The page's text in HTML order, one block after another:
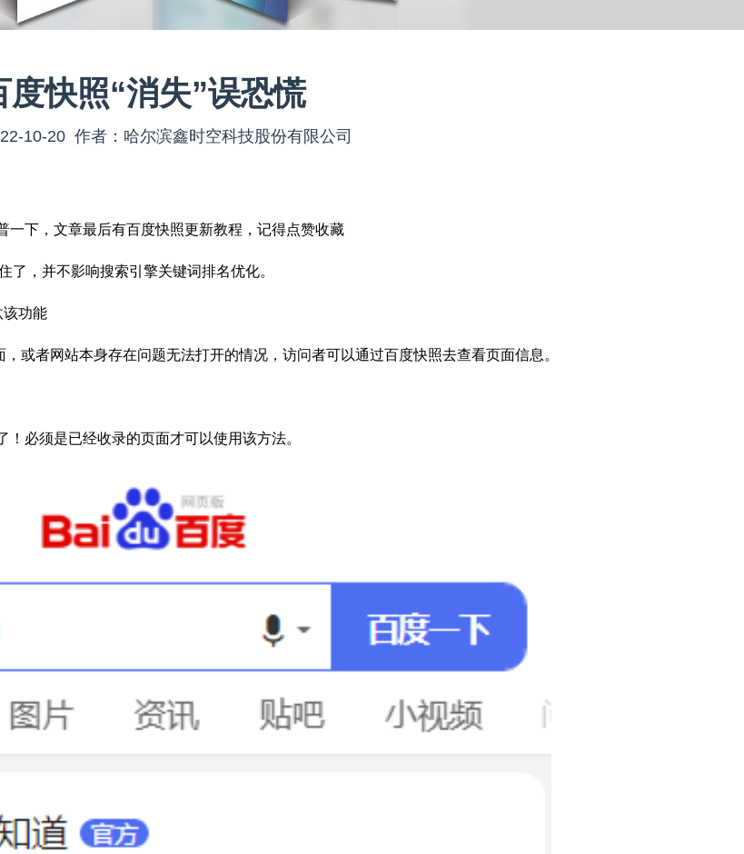
度快照“消失”误恐慌
10-20 作者：哈尔滨鑫时空科技股份有限公司
下，文章最后有百度快照更新教程，记得点赞收藏
，并不影响搜索引擎关键词排名优化。
功能
者网站本身存在问题无法打开的情况，访问者可以通过百度快照去查看页面信息。
必须是已经收录的页面才可以使用该方法。